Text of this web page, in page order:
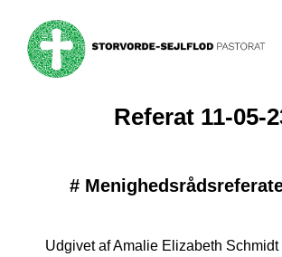
Referat 11-05-
#
Udgivet af Amalie Elizabeth